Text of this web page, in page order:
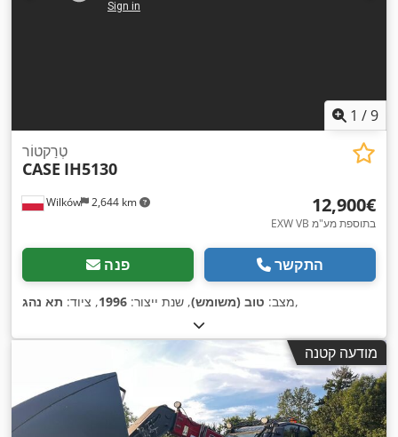
1 /9
Wilków 2,644 km
טְרַקטוֹר
CASE IH5130
‏12,900 ‏€
EXW VB בתוספת מע"מ
פנה התקשר
מצב: טוב (משומש), שנת ייצור: 1996, ציוד: תא נהג ,
מודעה קטנה